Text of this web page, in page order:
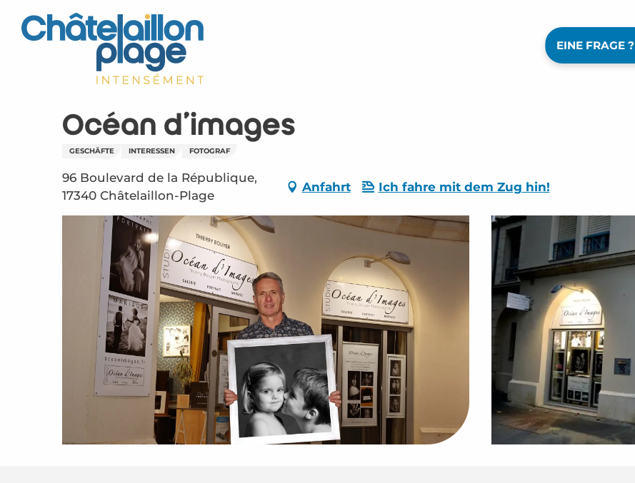
contenu
EINE FRAGE ?
Océan d'images
GESCHÄFTE INTERESSEN FOTOGRAF
96 Boulevard de la République,
17340 Châtelaillon-Plage
Anfahrt Ich fahre mit dem Zug hin!